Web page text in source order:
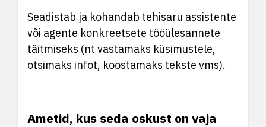
Seadistab ja kohandab tehisaru assistente
või agente konkreetsete tööülesannete
täitmiseks (nt vastamaks küsimustele,
otsimaks infot, koostamaks tekste vms).
Ametid, kus seda oskust on vaja